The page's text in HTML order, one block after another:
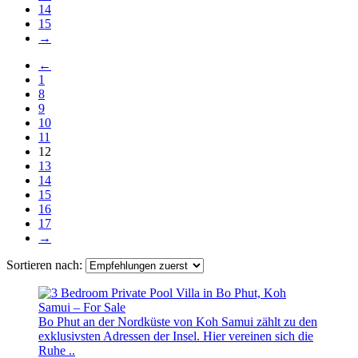
14
15
→
←
1
8
9
10
11
12
13
14
15
16
17
→
Sortieren nach:
Bo Phut an der Nordküste von Koh Samui zählt zu den
exklusivsten Adressen der Insel. Hier vereinen sich die
Ruhe ..